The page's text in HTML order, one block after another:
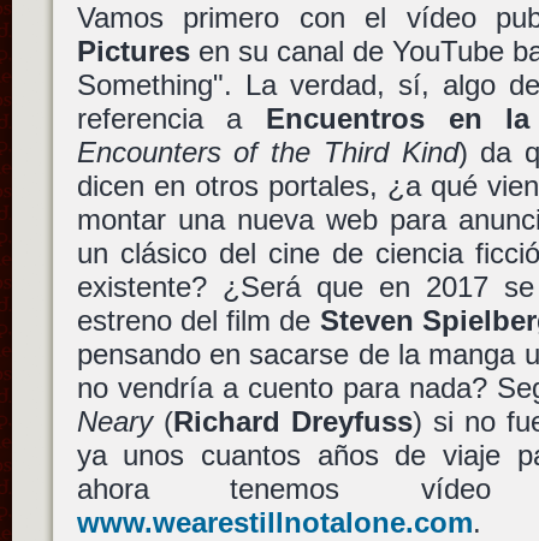
Vamos primero con el vídeo
Picturesen su canal de YouTube
Something". La verdad, sí, algo
referencia a Encuentros en
Encounters of the Third Kind) da
dicen en otros portales, ¿a qué
montar una nueva web para
un clásico del cine de ciencia
existente? ¿Será que en 2017
estreno del film de Steven
pensando en sacarse de la manga
no vendría a cuento para nada?
Neary(Richard Dreyfuss) si no
ya unos cuantos años de viaje
ahora tenemos
www.wearestillnotalone.com.